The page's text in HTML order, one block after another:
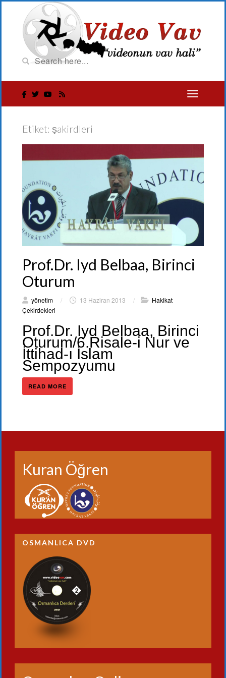
Etiket: şakirdleri
Prof.Dr. Iyd Belbaa, Birinci
Oturum
yönetim / 13 Haziran 2013 /
Hakikat
Çekirdekleri
Prof.Dr. Iyd Belbaa, Birinci
Oturum/6.Risale-i Nur ve
İttihad-ı İslam
Sempozyumu
READ MORE
Kuran Öğren
OSMANLICA DVD